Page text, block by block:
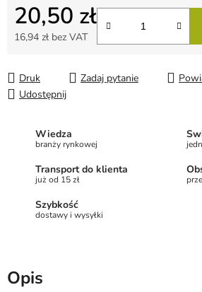
20,50 zł
16,94 zł bez VAT
Druk Zadaj pytanie
Udostępnij
Wiedza
branży rynkowej
Transport do klienta
już od 15 zł
Szybkość
dostawy i wysyłki
Opis